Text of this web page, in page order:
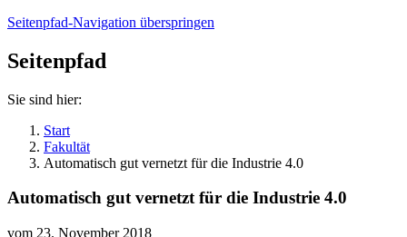
Seitenpfad-Navigation überspringen
Seitenpfad
Sie sind hier:
Start
Fakultät
Automatisch gut vernetzt für die Industrie 4.0
Automatisch gut vernetzt für die Industrie 4.0
vom 23. November 2018